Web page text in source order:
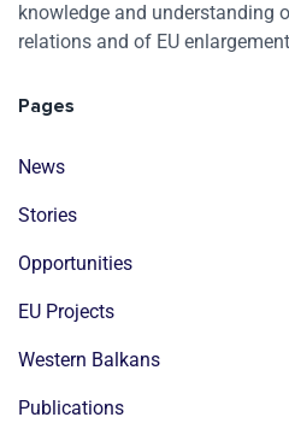
knowledge and understanding
relations and of EU
Pages
News
Stories
Opportunities
EU Projects
Western Balkans
Publications